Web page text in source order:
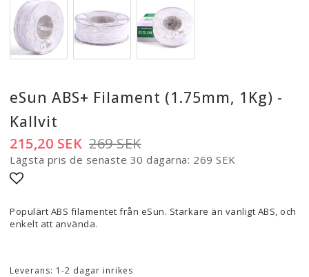
eSun ABS+ Filament (1.75mm, 1Kg) -
Kallvit
269 SEK
215,20 SEK
Lägsta pris de senaste 30 dagarna 269 SEK
Populärt ABS filamentet från eSun. Starkare än vanligt ABS, och
enkelt att använda.
Leverans: 1-2 dagar inrikes